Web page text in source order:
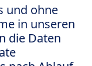
und ohne
in unseren
die Daten